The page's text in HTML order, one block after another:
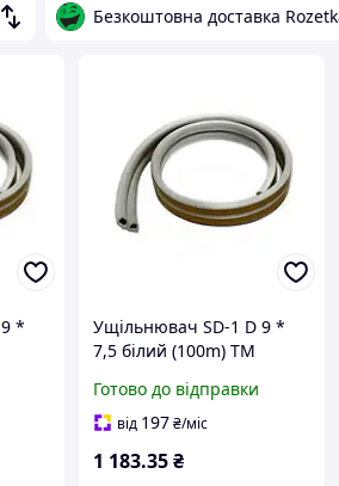
Безкоштовна доставка
*
Ущільнювач SD-1 D 9 *
7,5 білий (100m) ТМ
Готово до відправки
від 197₴/міс
1 183.35₴